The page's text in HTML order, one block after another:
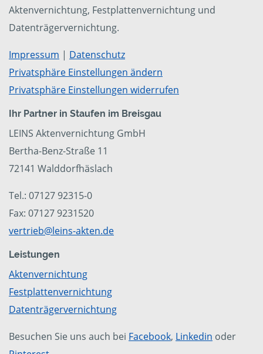
Aktenvernichtung, Festplattenvernichtung und
Datenträgervernichtung.
Impressum | Datenschutz
Privatsphäre Einstellungen ändern
Privatsphäre Einstellungen widerrufen
Ihr Partner in Staufen im Breisgau
LEINS Aktenvernichtung GmbH
Bertha-Benz-Straße 11
72141 Walddorfhäslach
Tel.: 07127 92315-0
Fax: 07127 9231520
vertrieb@leins-akten.de
Leistungen
Aktenvernichtung
Festplattenvernichtung
Datenträgervernichtung
Besuchen Sie uns auch bei Facebook, Linkedin oder